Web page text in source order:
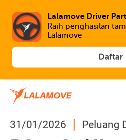
Lalamove Driver
Raih penghasilan
Lalamove
Daftar
31/01/2026 Peluang